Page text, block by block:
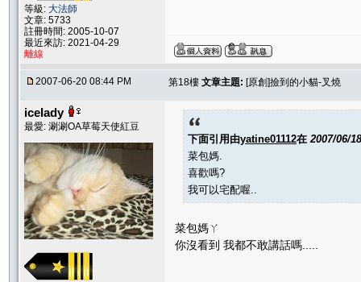
等級: 大法師
文章: 5733
註冊時間: 2005-10-07
最近來訪: 2021-04-29
離線
2007-06-20 08:44 PM 第18樓 文章主題: [原創]撿到的小貓-叉燒
icelady
最愛: 涮涮OA草莓天使紅豆
下面引用由yatine01112在 2007/06/
菜包媽.
喜歡嗎?
我可以宅配喔..
菜包媽ㄚ
你沒看到 我都不敢講話嗎.....